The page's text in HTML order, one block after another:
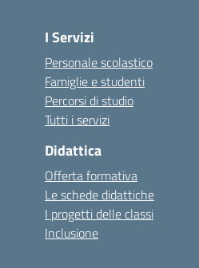
I Servizi
Personale scolastico
Famiglie e studenti
Percorsi di studio
Tutti i servizi
Didattica
Offerta formativa
Le schede didattiche
I progetti delle classi
Inclusione